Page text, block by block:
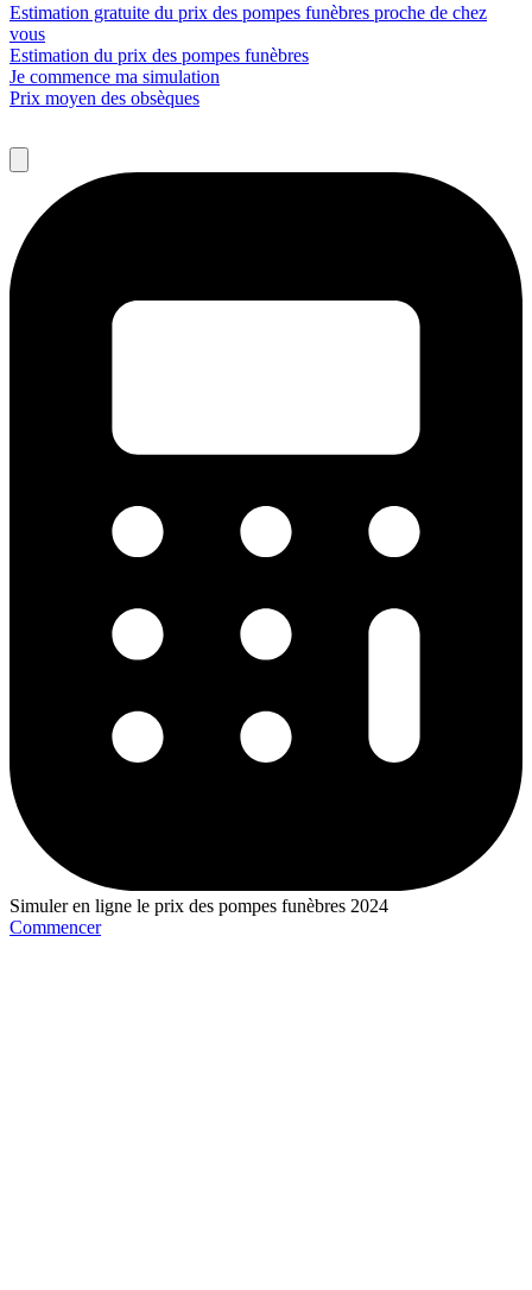
Estimation gratuite du prix des pompes funèbres proche de chez
vous
Estimation du prix des pompes funèbres
Je commence ma simulation
Prix moyen des obsèques
Simuler en ligne le prix des pompes funèbres 2024
Commencer